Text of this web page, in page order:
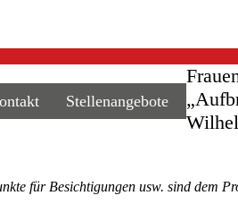
Stellenangebote
für Besichtigungen usw. sind dem